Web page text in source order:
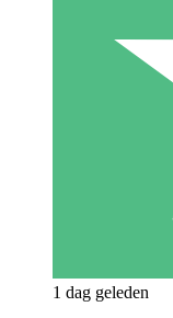
1 dag geleden